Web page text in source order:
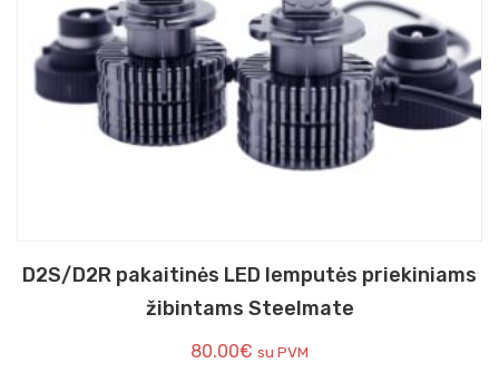
D2S/D2R pakaitinės LED lemputės priekiniams
žibintams Steelmate
80.00€ su PVM